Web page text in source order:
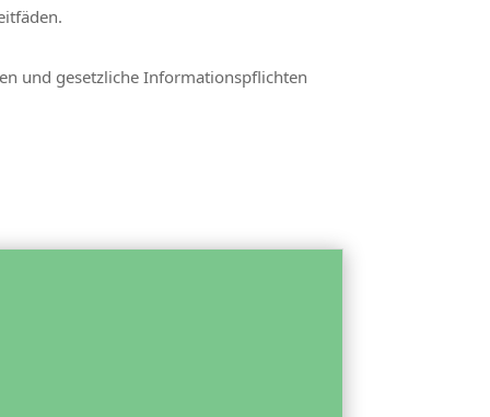
und gesetzliche Informationspflichten